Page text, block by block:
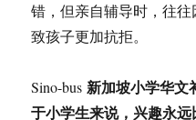
错，但亲自辅导时，往
致孩子更加抗拒。
Sino-bus 新加坡小学华文
于小学生来说，兴趣永远